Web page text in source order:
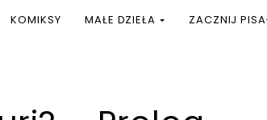
KOMIKSY MAŁE DZIEŁA ZACZNIJ